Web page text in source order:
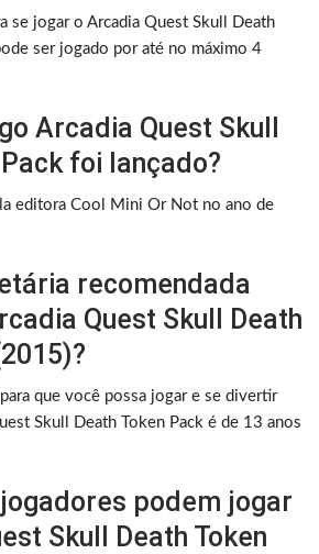
se jogar o Arcadia Quest Skull Death
ser jogado por até no máximo 4
Arcadia Quest Skull
foi lançado?
editora Cool Mini Or Not no ano de
recomendada
Quest Skull Death
que você possa jogar e se divertir
Skull Death Token Pack é de 13 anos
podem jogar
Skull Death Token